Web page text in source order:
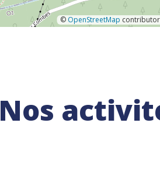
© OpenStreetMap
Nos